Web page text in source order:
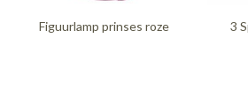
Figuurlamp prinses roze
3